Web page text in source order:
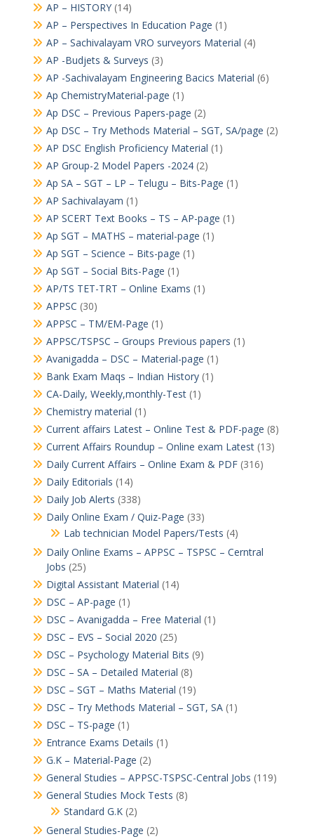
AP – HISTORY(14)
AP – Perspectives In Education Page (1)
AP – Sachivalayam VRO surveyors Material (4)
AP -Budjets & Surveys (3)
AP -Sachivalayam Engineering Bacics Material (6)
Ap ChemistryMaterial-page (1)
Ap DSC – Previous Papers-page (2)
Ap DSC – Try Methods Material – SGT, SA/page (2)
AP DSC English Proficiency Material (1)
AP Group-2 Model Papers -2024(2)
Ap SA – SGT – LP – Telugu – Bits-Page (1)
AP Sachivalayam (1)
AP SCERT Text Books – TS – AP-page (1)
Ap SGT – MATHS – material-page (1)
Ap SGT – Science – Bits-page (1)
Ap SGT – Social Bits-Page (1)
AP/TS TET-TRT – Online Exams (1)
APPSC (30)
APPSC – TM/EM-Page (1)
APPSC/TSPSC – Groups Previous papers (1)
Avanigadda – DSC – Material-page (1)
Bank Exam Maqs – Indian History(1)
CA-Daily, Weekly,monthly-Test(1)
Chemistry material (1)
Current affairs Latest – Online Test & PDF-page (8)
Current Affairs Roundup – Online exam Latest(13)
Daily Current Affairs – Online Exam & PDF(316)
Daily Editorials (14)
Daily Job Alerts (338)
Daily Online Exam / Quiz-Page (33)
Lab technician Model Papers/Tests (4)
Daily Online Exams – APPSC – TSPSC – Cerntral
Jobs (25)
Digital Assistant Material (14)
DSC – AP-page (1)
DSC – Avanigadda – Free Material (1)
DSC – EVS – Social 2020 (25)
DSC – Psychology Material Bits (9)
DSC – SA – Detailed Material (8)
DSC – SGT – Maths Material (19)
DSC – Try Methods Material – SGT, SA(1)
DSC – TS-page (1)
Entrance Exams Details (1)
G.K – Material-Page (2)
General Studies – APPSC-TSPSC-Central Jobs (119)
General Studies Mock Tests (8)
Standard G.K(2)
General Studies-Page (2)